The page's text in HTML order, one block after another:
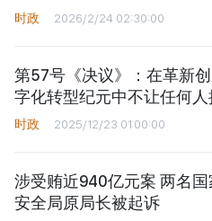
时政 2026/2/24 02:30:00
第57号《决议》：在革新
字化转型纪元中不让任何人
时政 2025/12/23 01:00:00
涉受贿近940亿元案 两名国
安全局原局长被起诉